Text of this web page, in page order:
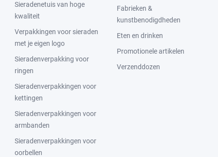
Sieradenetuis van hoge
kwaliteit
Verpakkingen voor sieraden
met je eigen logo
Sieradenverpakking voor
ringen
Sieradenverpakkingen voor
kettingen
Sieradenverpakkingen voor
armbanden
Sieradenverpakkingen voor
oorbellen
Fabrieken &
kunstbenodigdheden
Eten en drinken
Promotionele artikelen
Verzenddozen